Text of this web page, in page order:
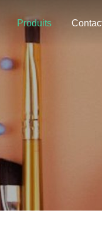
Produits